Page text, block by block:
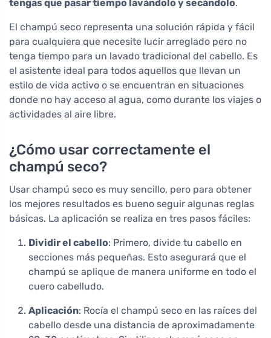
tengas que pasar tiempo lavándolo y secándolo.
El champú seco representa una solución rápida y fácil
para cualquiera que necesite lucir arreglado pero no
tenga tiempo para un lavado tradicional del cabello. Es
el asistente ideal para todos aquellos que llevan un
estilo de vida activo o se encuentran en situaciones
donde no hay acceso al agua, como durante los viajes o
actividades al aire libre.
¿Cómo usar correctamente el
champú seco?
Usar champú seco es muy sencillo, pero para obtener
los mejores resultados es bueno seguir algunas reglas
básicas. La aplicación se realiza en tres pasos fáciles:
Dividir el cabello: Primero, divide tu cabello en
secciones más pequeñas. Esto asegurará que el
champú se aplique de manera uniforme en todo el
cuero cabelludo.
Aplicación: Rocía el champú seco en las raíces del
cabello desde una distancia de aproximadamente